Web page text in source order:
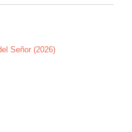
Señor (2026)